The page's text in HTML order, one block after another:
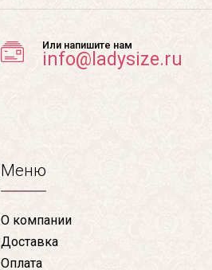
Или напишите нам
info@ladysize.ru
Меню
О компании
Доставка
Оплата